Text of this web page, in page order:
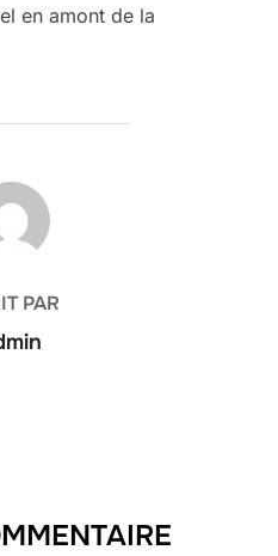
en amont de la
PUBLICATION
PAR